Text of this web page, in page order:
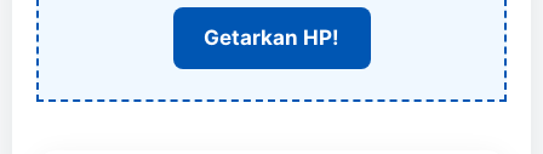
Getarkan HP!